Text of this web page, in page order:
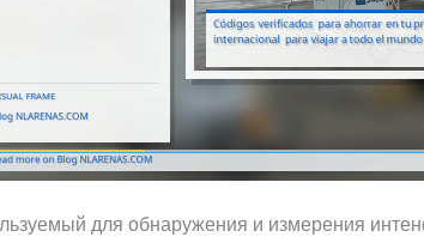
для обнаружения и измерения